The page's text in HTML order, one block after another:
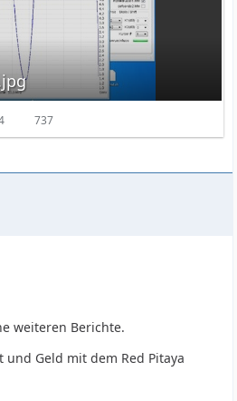
737
weiteren Berichte.
Geld mit dem Red Pitaya